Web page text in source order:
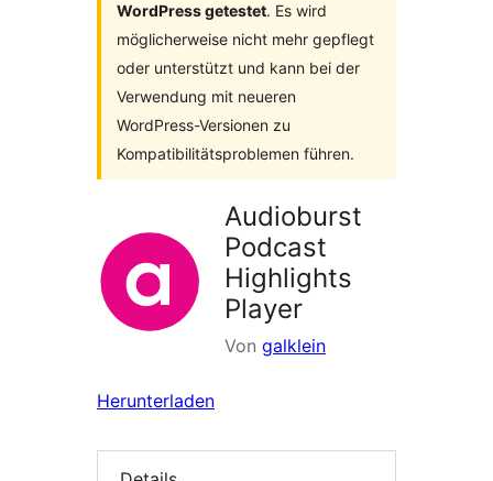
WordPress getestet. Es wird
möglicherweise nicht mehr gepflegt
oder unterstützt und kann bei der
Verwendung mit neueren
WordPress-Versionen zu
Kompatibilitätsproblemen führen.
Audioburst
Podcast
Highlights
Player
Von galklein
Herunterladen